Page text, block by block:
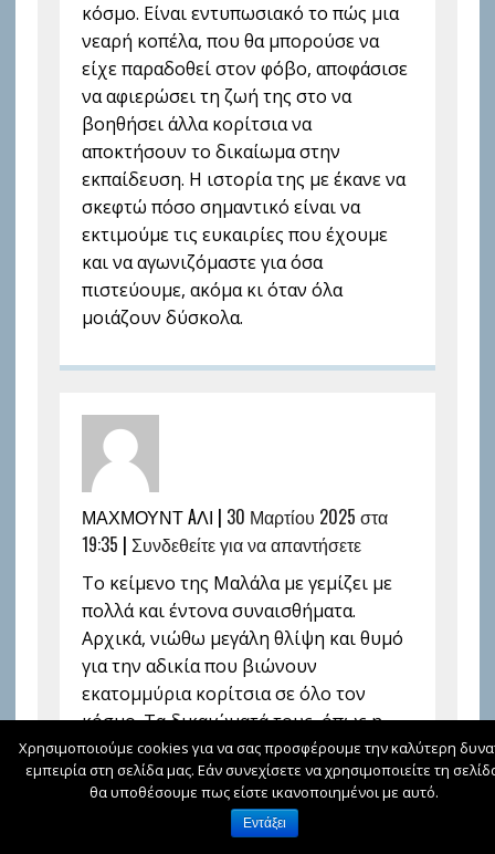
κόσμο. Είναι εντυπωσιακό το πώς μια
νεαρή κοπέλα, που θα μπορούσε να
είχε παραδοθεί στον φόβο, αποφάσισε
να αφιερώσει τη ζωή της στο να
βοηθήσει άλλα κορίτσια να
αποκτήσουν το δικαίωμα στην
εκπαίδευση. Η ιστορία της με έκανε να
σκεφτώ πόσο σημαντικό είναι να
εκτιμούμε τις ευκαιρίες που έχουμε
και να αγωνιζόμαστε για όσα
πιστεύουμε, ακόμα κι όταν όλα
μοιάζουν δύσκολα.
ΜΑΧΜΟΥΝΤ AΛΙ | 30 Μαρτίου 2025 στα
19:35 | Συνδεθείτε για να απαντήσετε
Το κείμενο της Μαλάλα με γεμίζει με
πολλά και έντονα συναισθήματα.
Αρχικά, νιώθω μεγάλη θλίψη και θυμό
για την αδικία που βιώνουν
εκατομμύρια κορίτσια σε όλο τον
κόσμο. Τα δικαιώματά τους, όπως η
πρόσβαση στην εκπαίδευση, δεν είναι
δεδομένα, αλλά θεωρούνται
πολυτέλεια σε πολλές χώρες. Είναι
τρομερά άδικο να στερούνται την
Χρησιμοποιούμε cookies για να σας προσφέρουμε την καλύτερη
εμπειρία στη σελίδα μας. Εάν συνεχίσετε να χρησιμοποιείτε τη
θα υποθέσουμε πως είστε ικανοποιημένοι με αυτό.
Εντάξει